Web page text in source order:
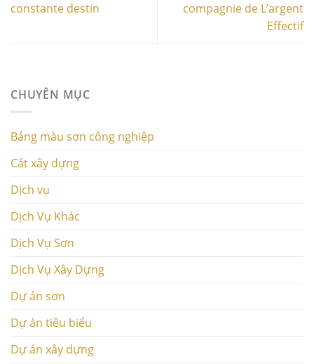
constante destin
compagnie de L’argent
Effectif
CHUYÊN MỤC
Bảng màu sơn công nghiệp
Cát xây dựng
Dịch vụ
Dịch Vụ Khác
Dịch Vụ Sơn
Dịch Vụ Xây Dựng
Dự án sơn
Dự án tiêu biểu
Dự án xây dựng